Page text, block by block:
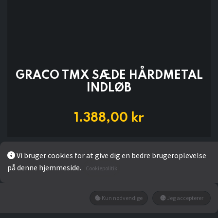
GRACO TMX SÆDE HÅRDMETAL
INDLØB
1.388,00 kr
LÆG I KURV
Vi bruger cookies for at give dig en bedre brugeroplevelse
på denne hjemmeside.
Cookiepolitik
Kun nødvendige Jeg accepterer